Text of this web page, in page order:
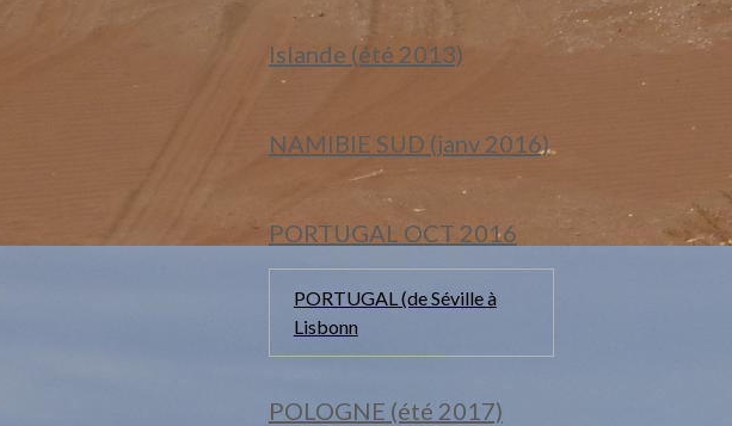
Islande (été 2013)
NAMIBIE SUD (janv 2016)
PORTUGAL OCT 2016
PORTUGAL (de Séville à
Lisbonn
POLOGNE (été 2017)